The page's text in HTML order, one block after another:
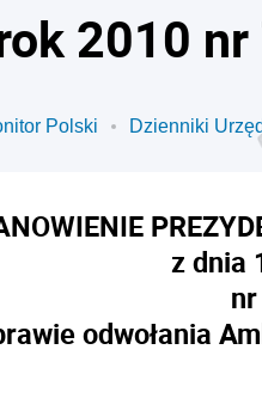
2010
Polski Dzienniki
z dnia
odwołania